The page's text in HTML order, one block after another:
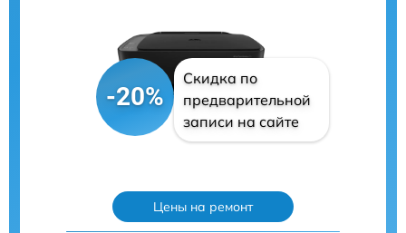
-20%
Скидка по
предварительной
записи на сайте
Цены на ремонт